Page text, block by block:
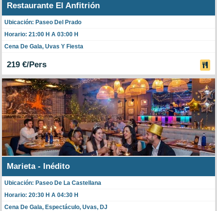
Restaurante El Anfitrión
Ubicación: Paseo Del Prado
Horario: 21:00 H A 03:00 H
Cena De Gala, Uvas Y Fiesta
219 €/Pers
Marieta - Inédito
Ubicación: Paseo De La Castellana
Horario: 20:30 H A 04:30 H
Cena De Gala, Espectáculo, Uvas, DJ